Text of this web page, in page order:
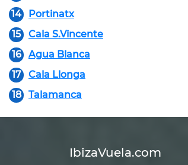
14
Portinatx
15
Cala S.Vincente
16
Agua Blanca
17
Cala Llonga
18
Talamanca
IbizaVuela.com